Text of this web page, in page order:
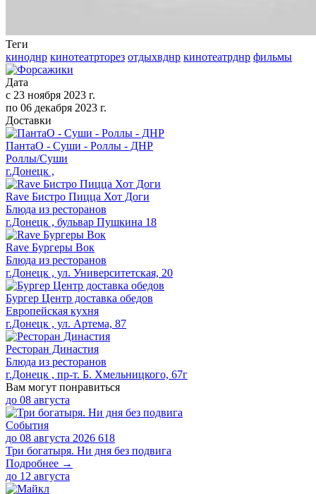
Теги
киноднр кинотеатрторез отдыхвднр кинотеатрднр фильмы
Дата
с 23 ноября 2023 г.
по 06 декабря 2023 г.
Доставки
ПантаО - Суши - Роллы - ДНР
Роллы/Суши
г.Донецк ,
Rave Бистро Пицца Хот Доги
Блюда из ресторанов
г.Донецк , бульвар Пушкина 18
Rave Бургеры Вок
Блюда из ресторанов
г.Донецк , ул. Университетская, 20
Бургер Центр доставка обедов
Европейская кухня
г.Донецк , ул. Артема, 87
Ресторан Династия
Блюда из ресторанов
г.Донецк , пр-т. Б. Хмельницкого, 67г
Вам могут понравиться
до 08 августа
События
до 08 августа 2026 618
Три богатыря. Ни дня без подвига
Подробнее →
до 12 августа